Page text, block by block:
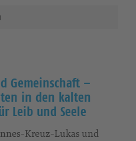
Gemeinschaft –
in den kalten
Leib und Seele
Kreuz-Lukas und